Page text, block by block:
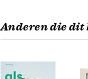
Anderen die dit